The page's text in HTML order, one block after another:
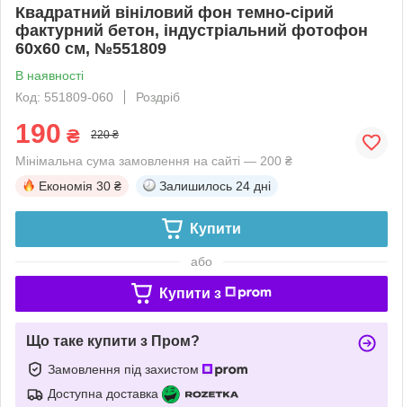
Квадратний вініловий фон темно-сірий
фактурний бетон, індустріальний фотофон
60x60 см, №551809
В наявності
Код: 551809-060
Роздріб
190 ₴ 220 ₴
Мінімальна сума замовлення на сайті — 200 ₴
Економія 30 ₴ Залишилось 24 дні
Купити
або
Купити з
Що таке купити з Пром?
Замовлення під захистом
Доступна доставка